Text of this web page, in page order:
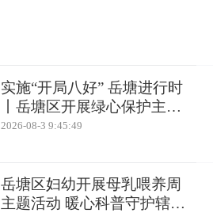
实施“开局八好” 岳塘进行时
丨岳塘区开展绿心保护主题
宣传 “智慧大脑”助力长株潭
2026-08-3 9:45:49
岳塘区妇幼开展母乳喂养周
主题活动 暖心科普守护辖区